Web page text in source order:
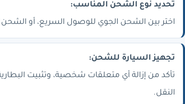
تحديد نوع الشحن المناسب:
اختر بين الشحن الجوي للوصول السريع، أو الشحن
تجهيز السيارة للشحن:
تأكد من إزالة أي متعلقات شخصية، وتثبيت
النقل.